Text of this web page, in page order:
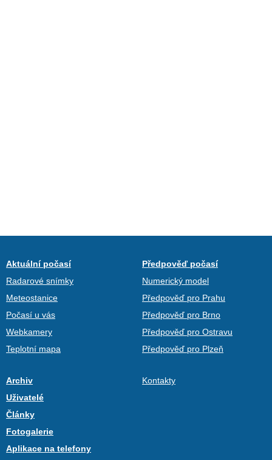
Aktuální počasí
Radarové snímky
Meteostanice
Počasí u vás
Webkamery
Teplotní mapa
Předpověď počasí
Numerický model
Předpověď pro Prahu
Předpověď pro Brno
Předpověď pro Ostravu
Předpověď pro Plzeň
Archiv
Uživatelé
Články
Fotogalerie
Aplikace na telefony
Kontakty